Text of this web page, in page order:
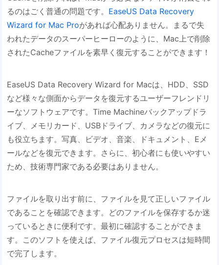
るのはごく普通の問題です。 EaseUS Data Recovery
Wizard for Mac Proがあれば心配ありません。まるで失
われたデータのスーパーヒーローのように、Mac上で削除
されたCacheファイルを素早く復元することができます！
EaseUS Data Recovery Wizard for Macは、HDD、SSD
など様々な側面からデータを復元するユーザーフレンドリ
ーなソフトウェアです。Time Machineバックアップドラ
イブ、メモリカード、USBドライブ、カメラなどの復元に
も役立ちます。写真、ビデオ、音楽、ドキュメント、Eメ
ールなどを復元できます。さらに、初心者にも使いやすい
ため、技術専門家である必要はありません。
ファイルを取り出す前に、ファイルを見て正しいファイル
であることを確認できます。どのファイルを保存するか迷
っているときに便利です。最初に確認することができま
す。このソフトを使えば、ファイル復元プロセスは短時間
で完了します。